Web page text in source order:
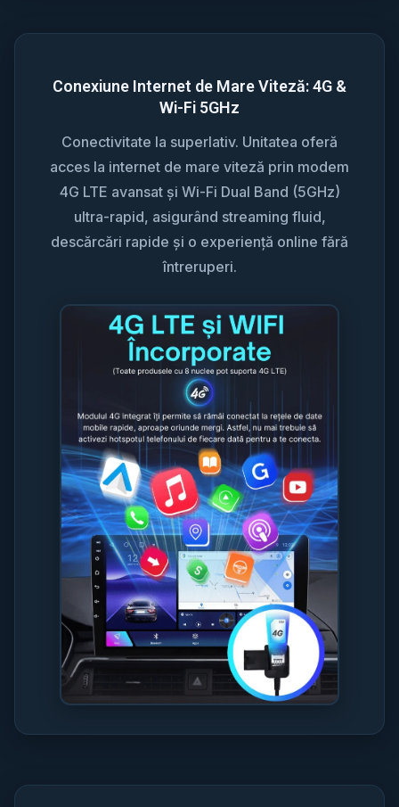
Conexiune Internet de Mare Viteză: 4G &
Wi-Fi 5GHz
Conectivitate la superlativ. Unitatea oferă
acces la internet de mare viteză prin modem
4G LTE avansat și Wi-Fi Dual Band (5GHz)
ultra-rapid, asigurând streaming fluid,
descărcări rapide și o experiență online fără
întreruperi.